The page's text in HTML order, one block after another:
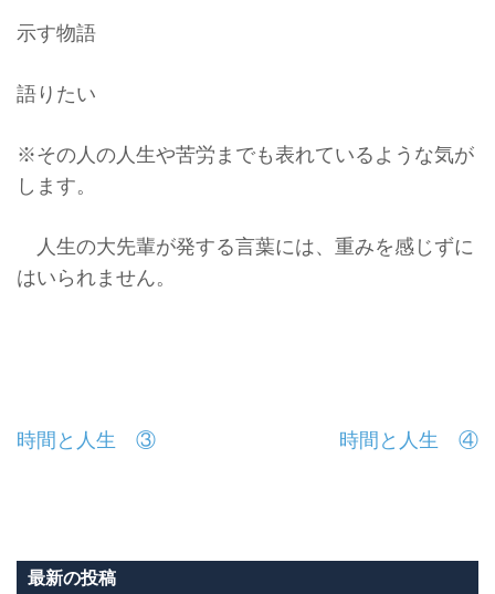
示す物語
語りたい
※その人の人生や苦労までも表れているような気が
します。
人生の大先輩が発する言葉には、重みを感じずに
はいられません。
投
ビ
時間と人生 ③ 時間と人生 ④
最新の投稿